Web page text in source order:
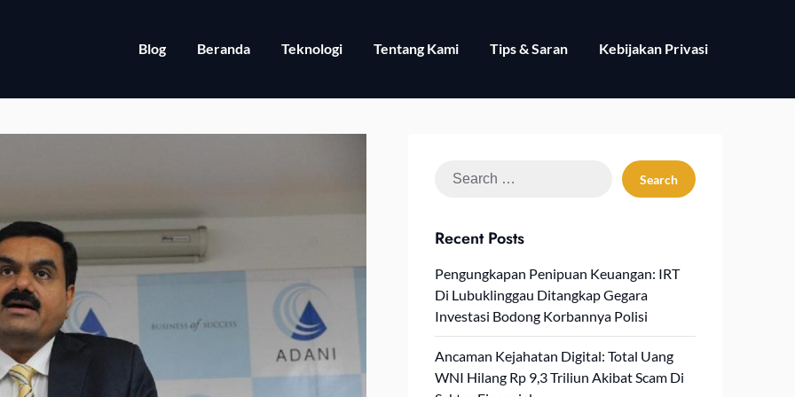
Blog Beranda Teknologi Tentang Kami Tips & Saran Kebijakan Privasi
Search
Recent Posts
Pengungkapan Penipuan Keuangan: IRT
Di Lubuklinggau Ditangkap Gegara
Investasi Bodong Korbannya Polisi
Ancaman Kejahatan Digital: Total Uang
WNI Hilang Rp 9,3 Triliun Akibat Scam Di